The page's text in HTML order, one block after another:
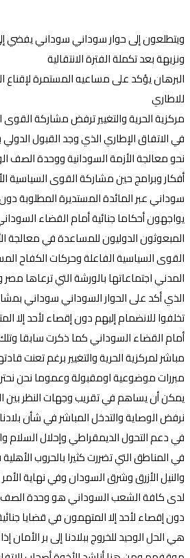
ويتطلعون إلى حوار سوداني سوداني يفضي
ونزيهة بعد تكملة الفترة الانتقالية
البرهان يؤكد على مساعيه المستمرة لإقناع
للاطاري
مركزية الحرية والتغيير ترفض مشاركة القوى
في الاتفاق الإطاري الذي وجد القبول الدولي
نحو معالجة الأزمة السودانية ووحدة الصف
أفكار وبرامج حين مشاركة القوى السياسية
سوداني عبر المائدة المستديرة المطلوبة دون
يواجهون أحكاما جنائية أمام القضاء
المبعوثون الدوليون للمساعدة في معالجة
القوى السياسية الفاعلة وحركات الكفاح
المدني اجتماعاتها بالورشة التي ترعاها مصر
الذي أكد على الحوار السوداني سوداني
تخلفوا للانضمام إليهم دون إقصاء لأحد إلا
أمام القضاء السوداني كما ذكرت سابقا
مباشر لمركزية الحرية والتغيير برغم تعنت
مبررات موضوعية اومقبولة وعموما نحن
يمكن أن يساهم في تقريب وجهات النظر بين
نرفض الوصاية والتدخل المباشر في شأن
في دعم التحول الديمقراطي وإحلال السلام
في المناطق التي تضررت كثيرا بالحروب
والنيل الأزرق وشرق السودان وفي نهاية
لدى كافة الشعب السوداني هو وحدة الصف
دون إقصاء لأحد إلا المتهمون في قضايا
هي الحل الوحيد للخروج ببلادنا إلى بر الأمان